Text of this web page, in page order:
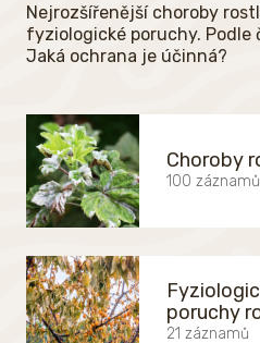
Nejrozšířenější choroby
fyziologické poruchy. Podle
Jaká ochrana je účinná?
Choroby
100 záznamů
poruchy
21 záznamů